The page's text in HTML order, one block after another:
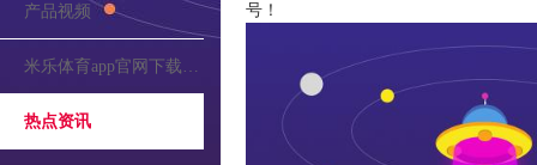
产品视频
米乐体育app官网下载的公告
热点资讯
号！